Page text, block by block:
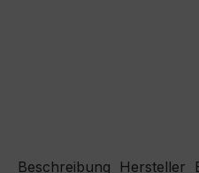
Beschreibung Hersteller